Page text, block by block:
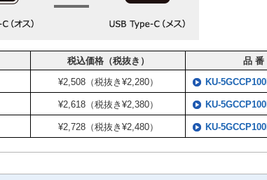
税込価格（税抜き）
品 番
¥2,508（税抜き¥2,280） KU-
¥2,618（税抜き¥2,380） KU-
¥2,728（税抜き¥2,480） KU-